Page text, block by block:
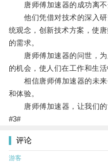
唐师傅加速器的成功离不
他们凭借对技术的深入研
统观念，创新技术方案，使
的需求。
唐师傅加速器的问世，为
的机会，使人们在工作和生活
相信唐师傅加速器的未来
和体验。
唐师傅加速器，让我们的
#3#
评论
游客